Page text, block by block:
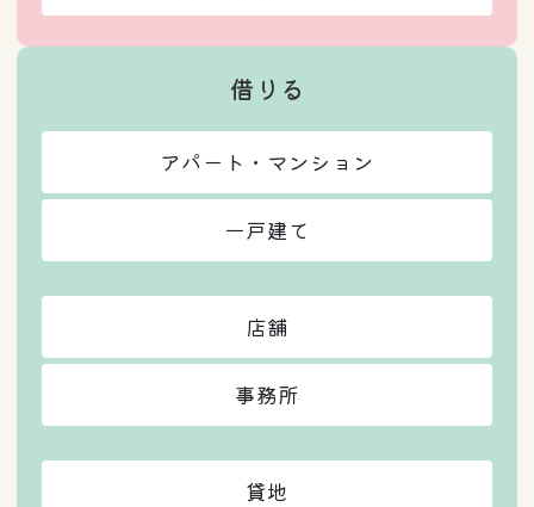
借りる
アパート・マンション
一戸建て
店舗
事務所
貸地